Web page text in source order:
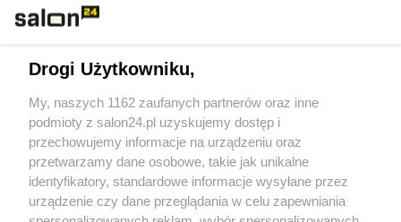
Sport
Społeczeństwo
Kultura
Drogi Użytkowniku,
My, naszych 1162 zaufanych partnerów oraz inne
podmioty z salon24.pl uzyskujemy dostęp i
przechowujemy informacje na urządzeniu oraz
przetwarzamy dane osobowe, takie jak unikalne
identyfikatory, standardowe informacje wysyłane przez
urządzenie czy dane przeglądania w celu zapewniania